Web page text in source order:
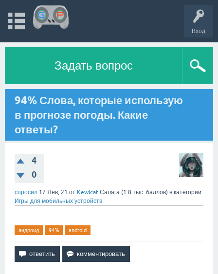
Вход
Задать вопрос
94% Слова, которые использую
в прогнозе погоды. Какие
ответы?
4
0
спросил 17 Янв, 21 от Kewlcat Салага (1.8 тыс. баллов) в категории
Игры для мобильных устройств
андроид 94% android